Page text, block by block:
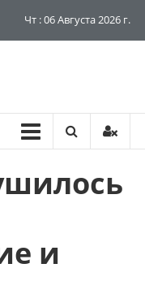
Чт : 06 Августа 2026 г.
и